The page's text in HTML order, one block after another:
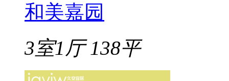
和美嘉园
3室1厅 138平